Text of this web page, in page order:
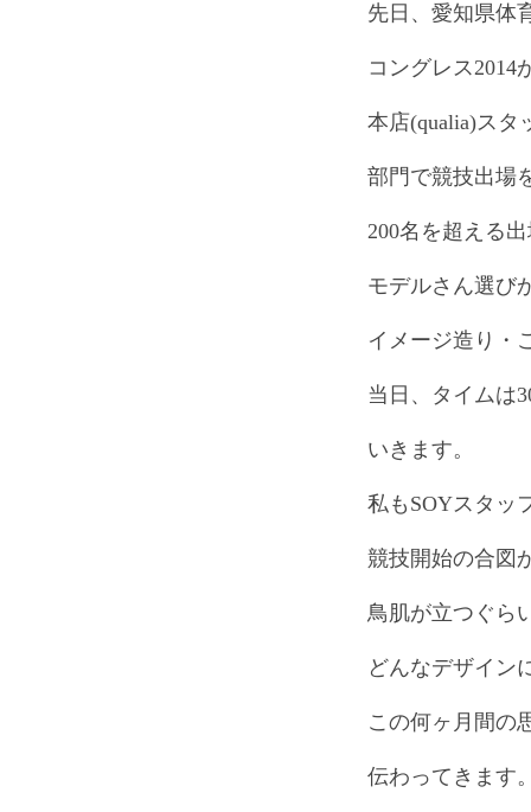
先日、愛知県体
コングレス2014
本店(qualia)スタ
部門で競技出場
200名を超える
モデルさん選び
イメージ造り・
当日、タイムは
いきます。
私もSOYスタッ
競技開始の合図
鳥肌が立つぐら
どんなデザイン
この何ヶ月間の
伝わってきます